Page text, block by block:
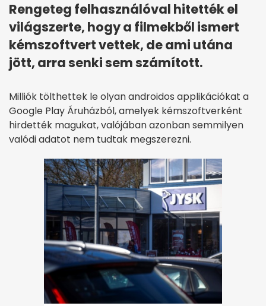
Rengeteg felhasználóval hitették el
világszerte, hogy a filmekből ismert
kémszoftvert vettek, de ami utána
jött, arra senki sem számított.
Milliók tölthettek le olyan androidos applikációkat a
Google Play Áruházból, amelyek kémszoftverként
hirdették magukat, valójában azonban semmilyen
valódi adatot nem tudtak megszerezni.